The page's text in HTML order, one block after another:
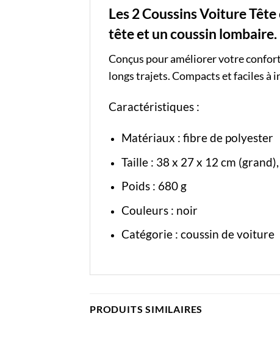
Les 2 Coussins Voiture
tête et un coussin lombaire.
Conçus pour améliorer votre
longs trajets. Compacts et faciles à
Caractéristiques :
Matériaux : fibre de polyester
Taille : 38 x 27 x 12 cm
Poids : 680 g
Couleurs : noir
Catégorie: coussin de voiture
PRODUITS SIMILAIRES